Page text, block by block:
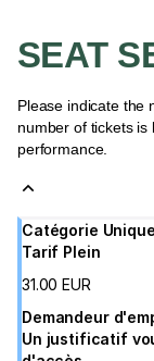
20:30
Oum
Maison
Arts
Léman
SEAT
Please indicate the
number of tickets
performance.
Catégorie Unique
Tarif Plein
31.00 EUR
Demandeur
Un justificatif